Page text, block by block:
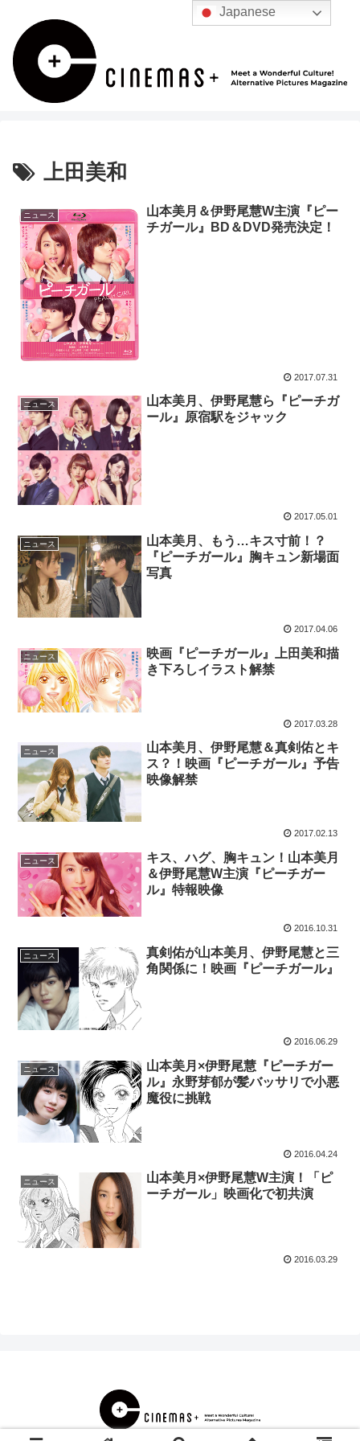
上田美和
ニュース
山本美月＆伊野尾慧W主演『ピー
チガール』BD＆DVD発売決定！
2017.07.31
ニュース
山本美月、伊野尾慧ら『ピーチガ
ール』原宿駅をジャック
2017.05.01
ニュース
山本美月、もう…キス寸前！？
『ピーチガール』胸キュン新場面
写真
2017.04.06
ニュース
映画『ピーチガール』上田美和描
き下ろしイラスト解禁
2017.03.28
ニュース
山本美月、伊野尾慧＆真剣佑とキ
ス？！映画『ピーチガール』予告
映像解禁
2017.02.13
ニュース
キス、ハグ、胸キュン！山本美月
＆伊野尾慧W主演『ピーチガー
ル』特報映像
2016.10.31
ニュース
真剣佑が山本美月、伊野尾慧と三
角関係に！映画『ピーチガール』
2016.06.29
ニュース
山本美月×伊野尾慧『ピーチガー
ル』永野芽郁が髪バッサリで小悪
魔役に挑戦
2016.04.24
ニュース
山本美月×伊野尾慧W主演！「ピ
ーチガール」映画化で初共演
2016.03.29
Japanese